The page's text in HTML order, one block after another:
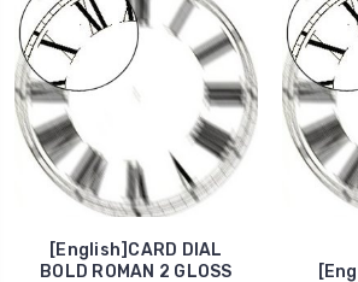
[English]CARD DIAL
BOLD ROMAN 2 GLOSS